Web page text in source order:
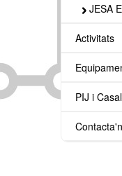
JESA
Activitats
PIJ i